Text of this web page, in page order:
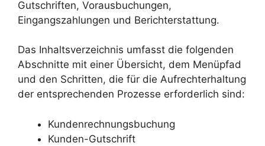
Gutschriften, Vorausbuchungen,
Eingangszahlungen und Berichterstattung.
Das Inhaltsverzeichnis umfasst die folgenden
Abschnitte mit einer Übersicht, dem Menüpfad
und den Schritten, die für die Aufrechterhaltung
der entsprechenden Prozesse erforderlich sind:
Kundenrechnungsbuchung
Kunden-Gutschrift